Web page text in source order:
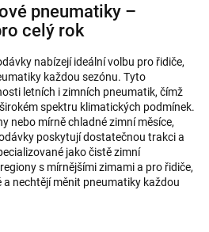
pneumatiky –
celý rok
nabízejí ideální volbu pro řidiče,
každou sezónu. Tyto
letních i zimních pneumatik, čímž
spektru klimatických podmínek.
nebo mírně chladné zimní měsíce,
poskytují dostatečnou trakci a
jako čistě zimní
s mírnějšími zimami a pro řidiče,
a nechtějí měnit pneumatiky každou